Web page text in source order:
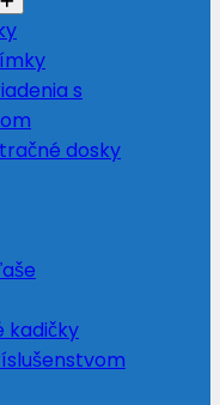
s
dosky
kadičky